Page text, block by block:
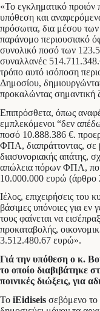
«Το εγκληματικό
υπόθεση και
πρόσωιτα, δια μέσου
παράνομο περιουσιακό
συνολικό ποσό των
συναλλανέc
τρόπο αυτό ισόποση
Δημοσίου,
προκαλώντας σημαντική
Επιπρόσθετα, όπως
εμπλεκόμενοι “δεν
ποσό 10.888.386 €.
ΦΠΑ, διαπράττοντας, σε
διασυνοριακής απάτης,
απώλεια πόρων ΦΠΑ, που
10.000.000 ευρώ
Ιέλος, επιχειρήσεις του
βάσιμες υπόνοιες για εν
τους φαίνεται να
προκαταβολής,
3.512.480.67 ευρώ».
Γιά την υπόθεση ο κ.
το οποίο διαβιβάτηκε
ποινικές διώξεις, για
Το iEidiseis σεβόμενο